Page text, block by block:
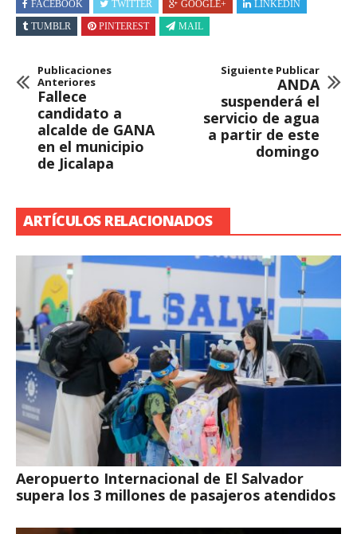
FACEBOOK TWITTER GOOGLE+
LINKEDIN
TUMBLR
PINTEREST MAIL
Publicaciones
Anteriores
Fallece
candidato a
alcalde de GANA
en el municipio
de Jicalapa
Siguiente Publicar
ANDA
suspenderá el
servicio de agua
a partir de este
domingo
ARTÍCULOS RELACIONADOS
Aeropuerto Internacional de El Salvador
supera los 3 millones de pasajeros atendidos